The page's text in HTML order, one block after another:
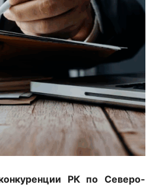
РК по Северо-